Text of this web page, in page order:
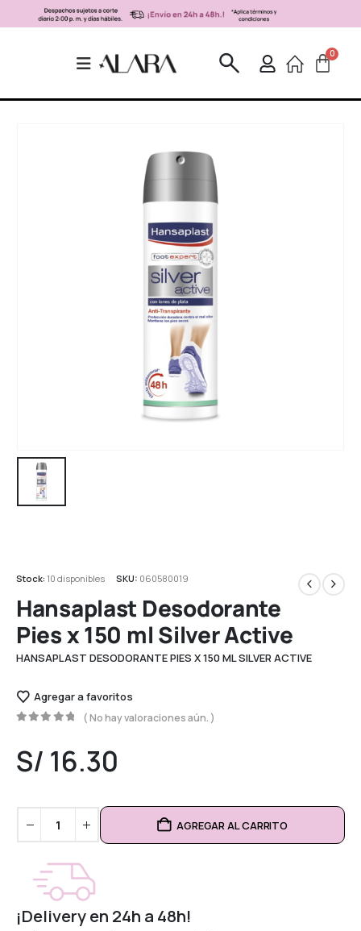
Stock: 10 disponibles SKU: 060580019
Hansaplast Desodorante
Pies x 150 ml Silver Active
HANSAPLAST DESODORANTE PIES X 150 ML SILVER ACTIVE
Agregar a favoritos
( No hay valoraciones aún. )
S/ 16.30
AGREGAR AL CARRITO
¡Delivery en 24h a 48h!